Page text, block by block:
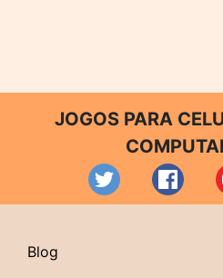
JOGOS PARA
Blog